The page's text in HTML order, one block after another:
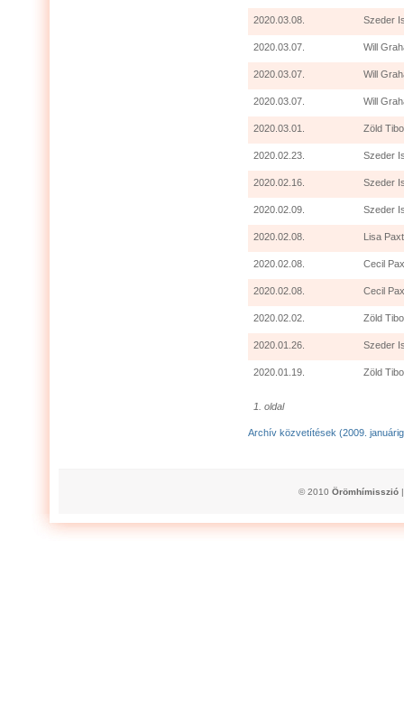
2020.03.08. Szeder
2020.03.07. Will
2020.03.07. Will
2020.03.07. Will
2020.03.01. Zöld
2020.02.23. Szeder
2020.02.16. Szeder
2020.02.09. Szeder
2020.02.08. Lisa
2020.02.08. Cecil
2020.02.08. Cecil
2020.02.02. Zöld
2020.01.26. Szeder
2020.01.19. Zöld
1. oldal
Archív közvetítések (2009.
© 2010 Örömhímisszió